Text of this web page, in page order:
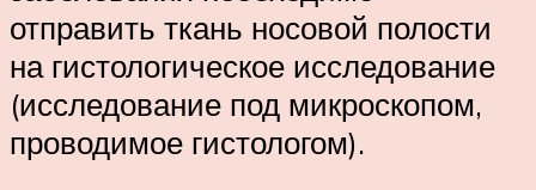
отправить ткань носовой полости
на гистологическое исследование
(исследование под микроскопом,
проводимое гистологом).